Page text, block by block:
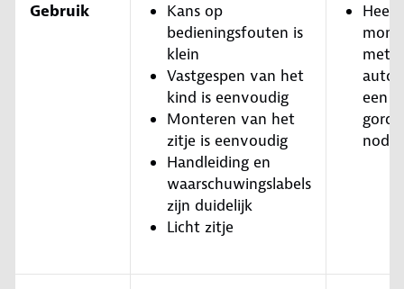
Gebruik
Kans op
bedieningsfouten is
klein
Vastgespen van het
kind is eenvoudig
Monteren van het
zitje is eenvoudig
Handleiding en
waarschuwingslabels
zijn duidelijk
Licht zitje
met
een
nodig